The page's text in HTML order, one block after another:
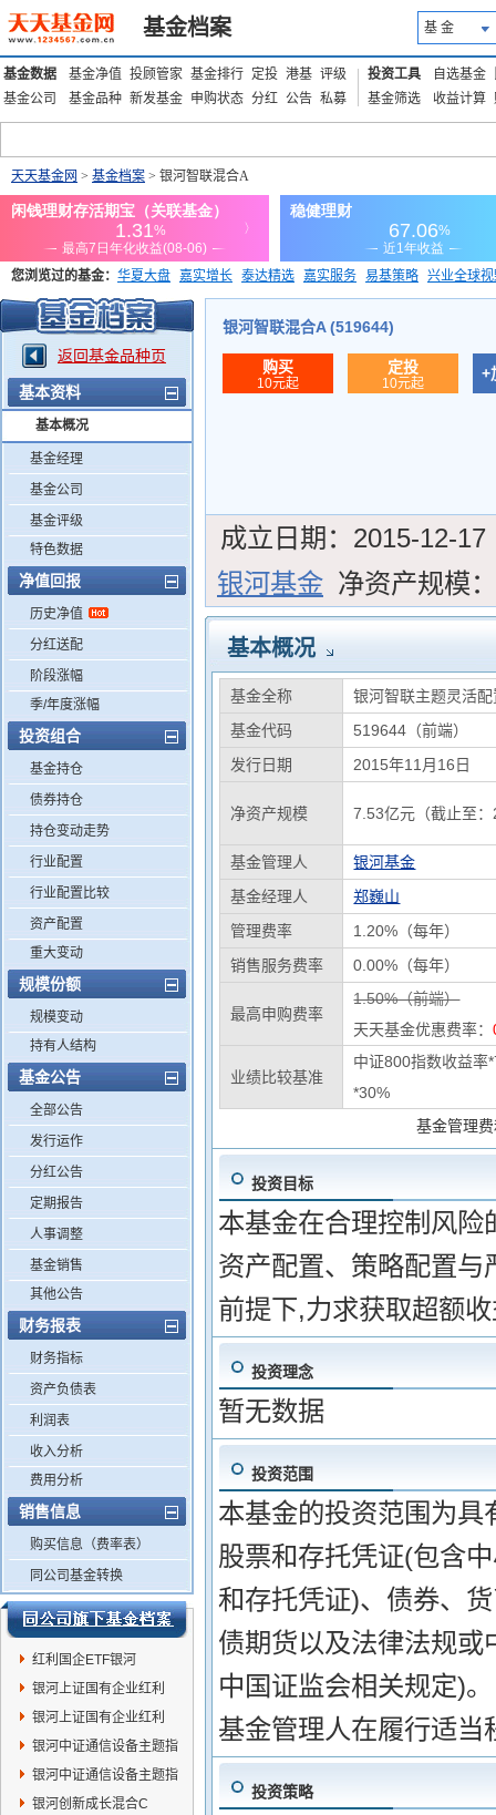
基金档案 基 金
基金数据 基金净值 投顾管家 基金排行 定投 港基 评级
基金公司
基金品种 新发基金 申购状态 分红 公告 私募
投资工具 自选基金
基金筛选
收益计算
天天基金网 > 基金档案 > 银河智联混合A
您浏览过的基金： 华夏大盘 嘉实增长 泰达精选 嘉实服务 易基策略 兴业全球
添富优势 华安宏利 上证180价值ETF
返回基金品种页
基本资料
基本概况
基金经理
基金公司
基金评级
特色数据
净值回报
历史净值
分红送配
阶段涨幅
季/年度涨幅
投资组合
基金持仓
债券持仓
持仓变动走势
行业配置
行业配置比较
资产配置
重大变动
规模份额
规模变动
持有人结构
基金公告
全部公告
发行运作
分红公告
定期报告
人事调整
基金销售
其他公告
财务报表
财务指标
资产负债表
利润表
收入分析
费用分析
销售信息
购买信息（费率表）
同公司基金转换
红利国企ETF银河
银河上证国有企业红利
ETF发起式联接A
银河上证国有企业红利
ETF发起式联接C
银河中证通信设备主题指
数发起式C
银河中证通信设备主题指
数发起式A
银河创新成长混合C
银河智联混合A (519644)
购买
10元起
定投
10元起
+
成立日期： 2015-12-17
银河基金 净资产规模：
基本概况
基金全称
银河智联主题灵活
基金代码
519644（前端）
发行日期
2015年11月16日
净资产规模 7.53亿元（截止至
基金管理人
银河基金
基金经理人
郑巍山
管理费率
1.20%（每年）
销售服务费率
0.00%（每年）
最高申购费率
1.50%（前端）
天天基金优惠费率：
业绩比较基准
中证800指数收益率
*30%
基金管理
投资目标
本基金在合理控制风
资产配置、策略配置
前提下,力求获取超额
投资理念
暂无数据
投资范围
本基金的投资范围为
股票和存托凭证(包含
和存托凭证)、债券、
债期货以及法律法规
中国证监会相关规定)
基金管理人在履行适
投资策略